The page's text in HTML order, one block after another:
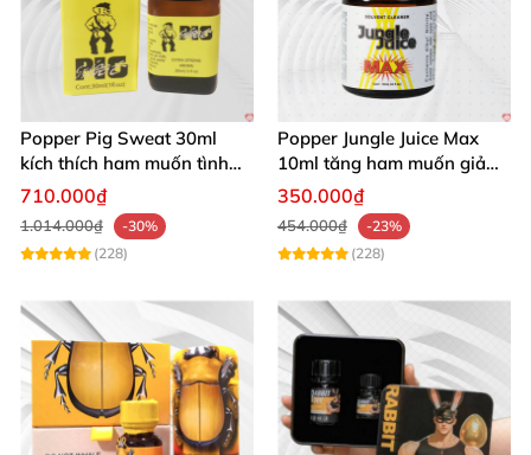
Popper Pig Sweat 30ml
kích thích ham muốn tình
dục khoái cảm sâu cộng
đồng LGBT
710.000₫
1.014.000₫
-30%
(228)
Popper Jungle Juice Max
10ml tăng ham muốn giảm
đau quan hệ
350.000₫
454.000₫
-23%
(228)